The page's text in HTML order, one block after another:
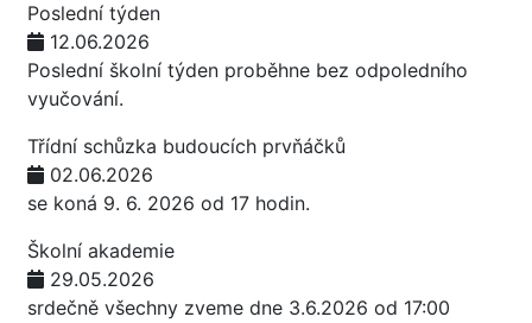
Poslední týden
12.06.2026
Poslední školní týden proběhne bez odpoledního
vyučování.
Třídní schůzka budoucích prvňáčků
02.06.2026
se koná 9. 6. 2026 od 17 hodin.
Školní akademie
29.05.2026
srdečně všechny zveme dne 3.6.2026 od 17:00